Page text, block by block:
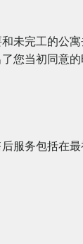
未完工的公
您当初同意
服务包括在